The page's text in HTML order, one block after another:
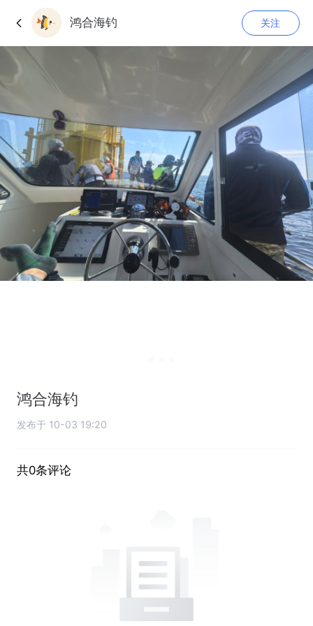
鸿合海钓 关注
鸿合海钓
发布于 10-03 19:20
共0条评论